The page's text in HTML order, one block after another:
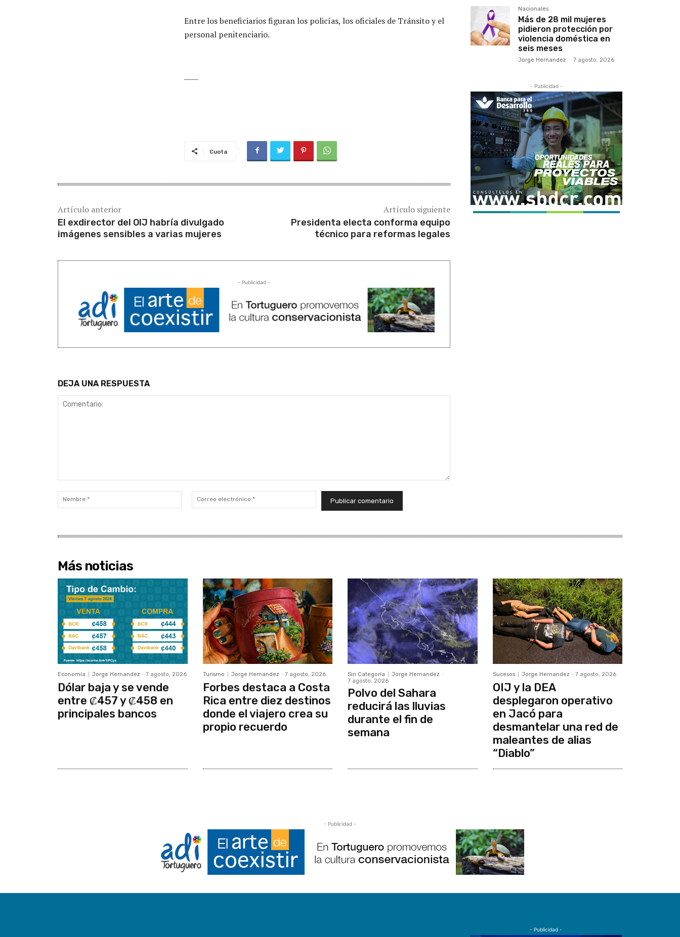
Entre los beneficiarios figuran los policías, los oficiales de Tránsito y el
personal penitenciario.
Cuota
Artículo anterior
El exdirector del OIJ habría divulgado
imágenes sensibles a varias mujeres
Artículo siguiente
Presidenta electa conforma equipo
técnico para reformas legales
- Publicidad -
DEJA UNA RESPUESTA
Nombre:*
electrónico:*
Nacionales
Más de 28 mil mujeres
pidieron protección por
violencia doméstica en
seis meses
Jorge Hernandez - 7 agosto, 2026
- Publicidad -
Más noticias
Economía Jorge Hernandez - 7 agosto, 2026
Dólar baja y se vende
entre ₡457 y ₡458 en
principales bancos
Turismo Jorge Hernandez - 7 agosto, 2026
Forbes destaca a Costa
Rica entre diez destinos
donde el viajero crea su
propio recuerdo
Sin Categoría Jorge Hernandez -
7 agosto, 2026
Polvo del Sahara
reducirá las lluvias
durante el fin de
semana
Sucesos Jorge Hernandez - 7 agosto, 2026
OIJ y la DEA
desplegaron operativo
en Jacó para
desmantelar una red de
maleantes de alias
“Diablo”
- Publicidad -
- Publicidad -